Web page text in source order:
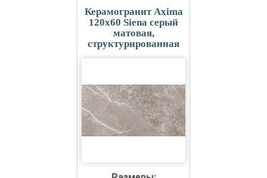
Керамогранит Axima
120x60 Siena серый
матовая,
структурированная